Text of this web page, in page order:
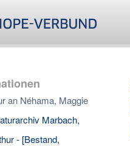
an Néhama, Maggie
Marbach,
- [Bestand,